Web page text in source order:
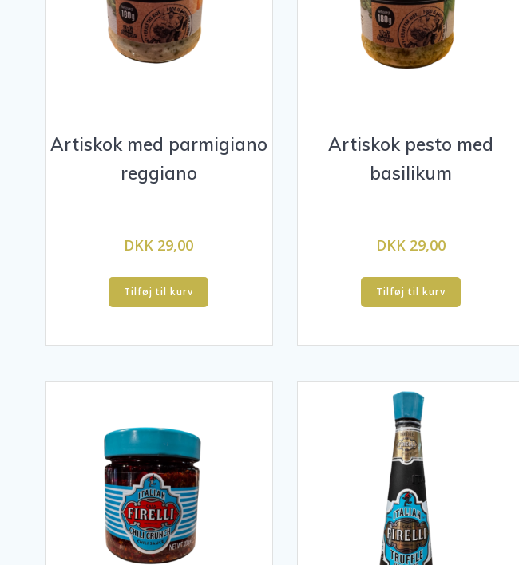
Artiskok med parmigiano
reggiano
DKK 29,00
Tilføj til kurv
Artiskok pesto med
basilikum
DKK 29,00
Tilføj til kurv